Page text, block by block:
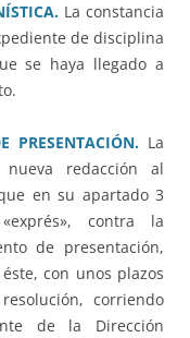
La constancia
de disciplina
se haya llegado a
PRESENTACIÓN. La
redacción al
en su apartado 3
contra la
de presentación,
con unos plazos
corriendo
de la Dirección